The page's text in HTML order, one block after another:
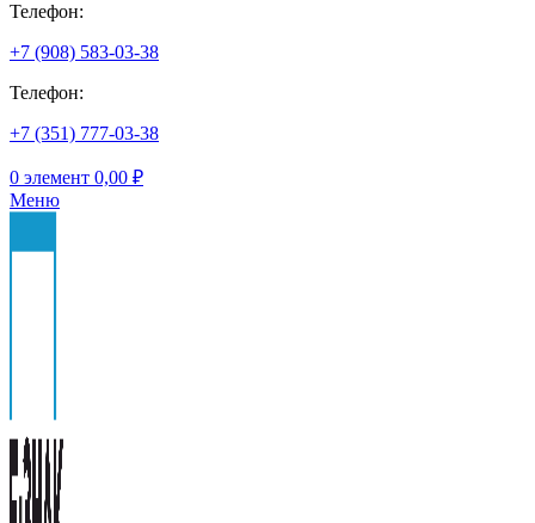
Телефон:
+7 (908) 583-03-38
Телефон:
+7 (351) 777-03-38
0 элемент 0,00 ₽
Меню